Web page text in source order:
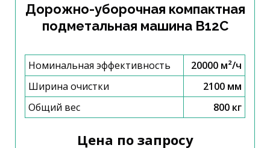
Дорожно-уборочная компактная
подметальная машина B12C
Номинальная эффективность
20000 м²/ч
Ширина очистки
2100 мм
Общий вес
800 кг
Цена по запросу